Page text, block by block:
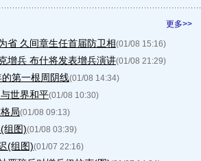
更多>>
省 久间章生任首届防卫相(01/08 15:16)
增兵 布什将发表增兵演讲(01/08 21:29)
第一根周阴线(01/08 14:34)
世界和平(01/08 10:30)
局(01/08 09:13)
组图)(01/08 03:39)
(组图)(01/07 22:16)